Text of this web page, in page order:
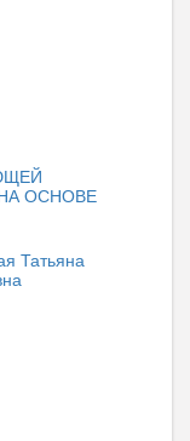
ОСНОВЕ
Татьяна